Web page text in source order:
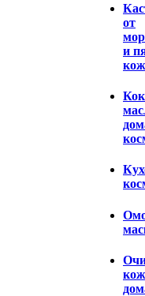
от
и